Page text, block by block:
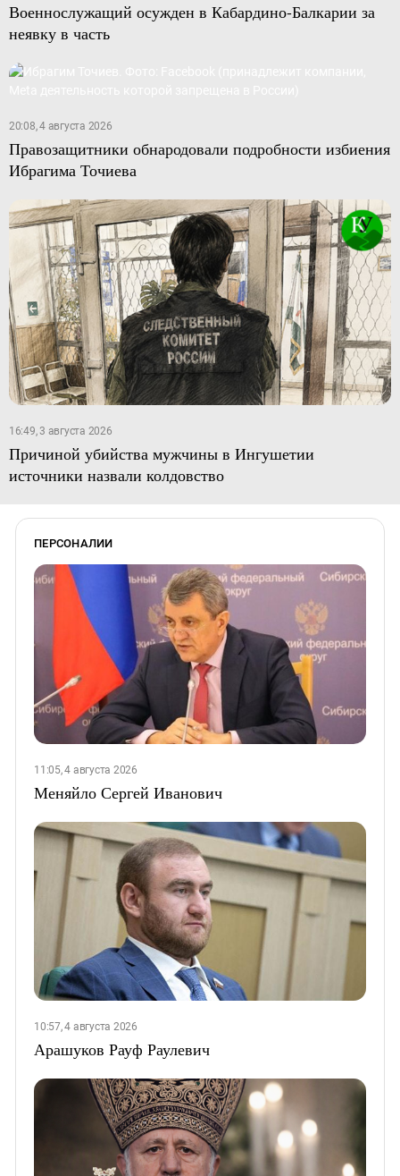
Военнослужащий осужден в Кабардино-Балкарии за
неявку в часть
20:08, 4 августа 2026
Правозащитники обнародовали подробности избиения
Ибрагима Точиева
16:49, 3 августа 2026
Причиной убийства мужчины в Ингушетии
источники назвали колдовство
ПЕРСОНАЛИИ
11:05, 4 августа 2026
Меняйло Сергей Иванович
10:57, 4 августа 2026
Арашуков Рауф Раулевич